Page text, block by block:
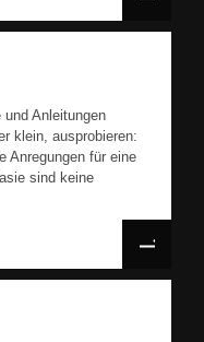
Anleitungen
klein, ausprobieren:
Anregungen für eine
sind keine